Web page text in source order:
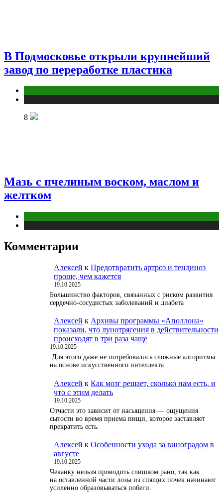
В Подмосковье открыли крупнейший
завод по переработке пластика
8
Мазь с пчелиным воском, маслом и
желтком
Комментарии
Алексей к Предотвратить артроз и тендиноз
проще, чем кажется
19.10.2025
Большинство факторов, связанных с риском развития
сердечно-сосудистых заболеваний и диабета
Алексей к Архивы программы «Аполлона»
показали, что лунотрясения в действительности
происходят в три раза чаще
19.10.2025
Для этого даже не потребовались сложные алгоритмы
на основе искусственного интеллекта
Алексей к Как мозг решает, сколько нам есть, и
что с этим делать
19.10.2025
Отчасти это зависит от насыщения — ощущения
сытости во время приема пищи, которое заставляет
прекратить есть.
Алексей к Особенности ухода за виноградом в
августе
19.10.2025
Чеканку нельзя проводить слишком рано, так как
на оставленной части лозы из спящих почек начинают
усиленно образовываться побеги.